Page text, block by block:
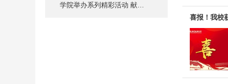
学院举办系列精彩活动 献…
喜报！我校